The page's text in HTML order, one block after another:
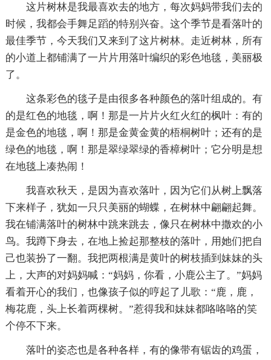
这片树林是我最喜欢去的地方，每次妈妈带我们去的
时候，我都会手舞足蹈的特别兴奋。这个季节是看落叶的
最佳季节，今天我们又来到了这片树林。走近树林，所有
的小道上都铺满了一片片用落叶编织的彩色地毯，美丽极
了。
这条彩色的毯子是由很多各种颜色的落叶组成的。有
的是红色的地毯，啊！那是一片片火红火红的枫叶：有的
是金色的地毯，啊！那是金黄金黄的梧桐树叶；还有的是
绿色的地毯，啊！那是翠绿翠绿的香樟树叶；它分明是想
在地毯上凑热闹！
我喜欢秋天，是因为喜欢落叶，因为它们从树上飘落
下来样子，犹如一只只美丽的蝴蝶，在树林中翩翩起舞。
我在铺满落叶的树林中跳来跳去，像只在树林中撒欢的小
鸟。我蹲下身去，在地上捡起那整枝的落叶，用她们把自
己也装扮了一翻。我把两根满是黄叶的树枝插到妹妹的头
上，大声的对妈妈喊：“妈妈，你看，小鹿公主了。”妈妈
看着开心的我们，也像孩子似的哼起了儿歌：“鹿，鹿，
梅花鹿，头上长着两棵树。”惹得我和妹妹都咯咯咯的笑
个停不下来。
落叶的姿态也是各种各样，有的像带有锯齿的鸡蛋，